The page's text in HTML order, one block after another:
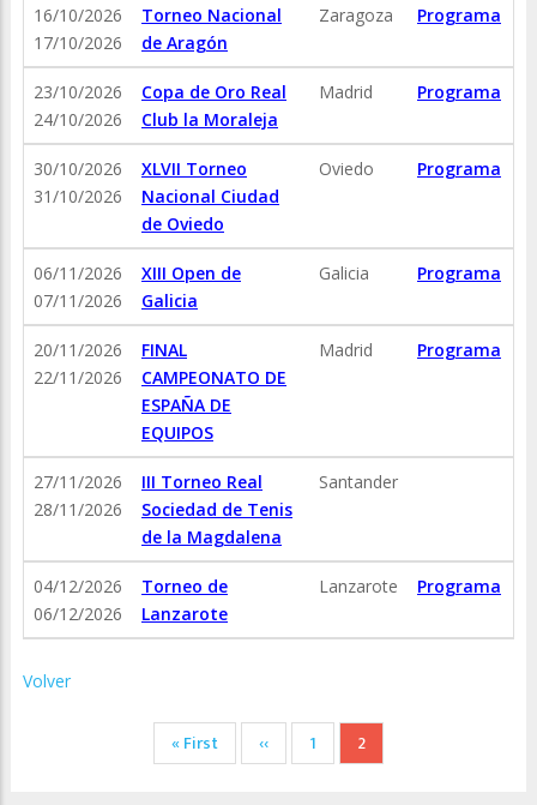
16/10/2026
17/10/2026
Torneo Nacional
de Aragón
Zaragoza Programa
23/10/2026
24/10/2026
Copa de Oro Real
Club la Moraleja
Madrid Programa
30/10/2026
31/10/2026
XLVII Torneo
Nacional Ciudad
de Oviedo
Oviedo Programa
06/11/2026
07/11/2026
XIII Open de
Galicia
Galicia Programa
20/11/2026
22/11/2026
FINAL
CAMPEONATO DE
ESPAÑA DE
EQUIPOS
Madrid Programa
27/11/2026
28/11/2026
III Torneo Real
Sociedad de Tenis
de la Magdalena
Santander
04/12/2026
06/12/2026
Torneo de
Lanzarote
Lanzarote Programa
Volver
Primera
página
« First
Página
anterior
‹‹ Página
1
Página
actual
2